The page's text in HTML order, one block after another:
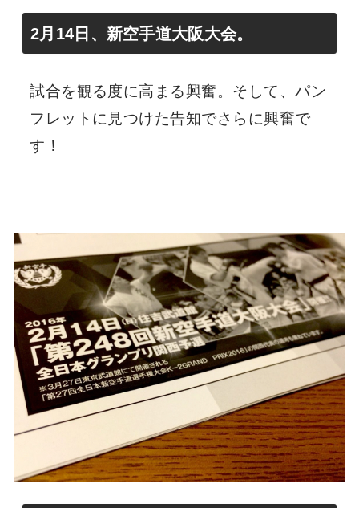
2月14日、新空手道大阪大会。
試合を観る度に高まる興奮。そして、パン
フレットに見つけた告知でさらに興奮で
す！